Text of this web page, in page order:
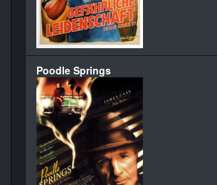
Poodle Springs